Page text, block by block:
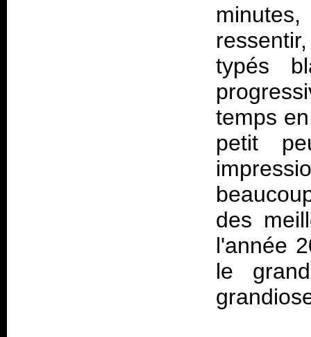
typés
temps
petit
des
l'année
le